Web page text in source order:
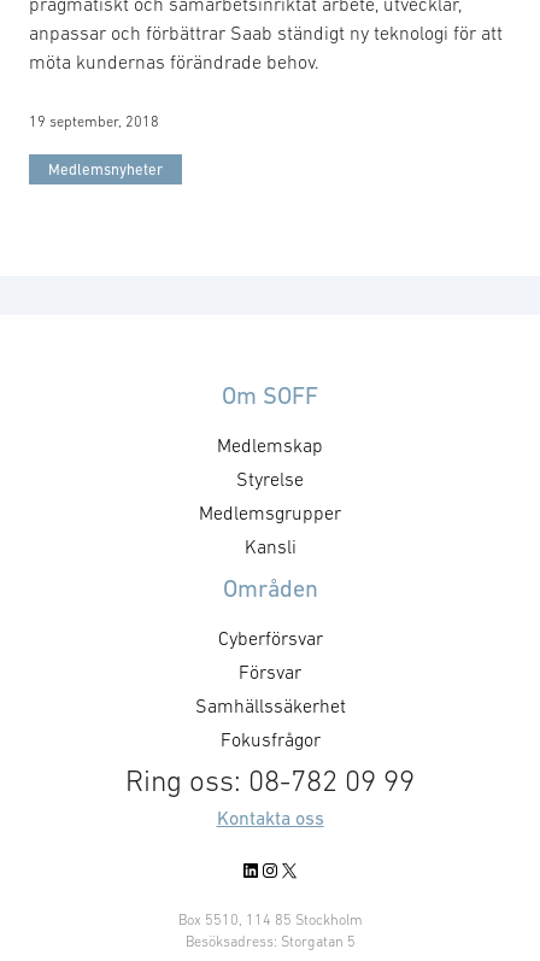
anpassar och förbättrar Saab ständigt ny teknologi för att
möta kundernas förändrade behov.
19 september, 2018
Medlemsnyheter
Om SOFF
Medlemskap
Styrelse
Medlemsgrupper
Kansli
Områden
Cyberförsvar
Försvar
Samhällssäkerhet
Fokusfrågor
Ring oss: 08-782 09 99
Kontakta oss
LinkedIn
Instagram
X
Box 5510, 114 85 Stockholm
Besöksadress: Storgatan 5